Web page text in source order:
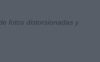
fotos distorsionadas y